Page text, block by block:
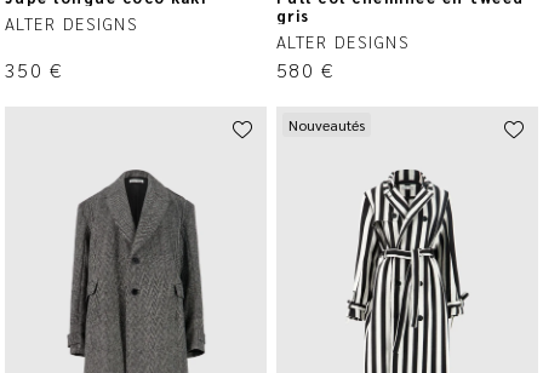
ALTER DESIGNS
350 €
gris
ALTER DESIGNS
580 €
Nouveautés